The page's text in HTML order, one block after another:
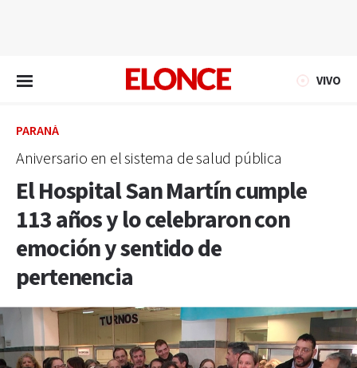
VIVO
PARANÁ
Aniversario en el sistema de salud pública
El Hospital San Martín cumple
113 años y lo celebraron con
emoción y sentido de
pertenencia